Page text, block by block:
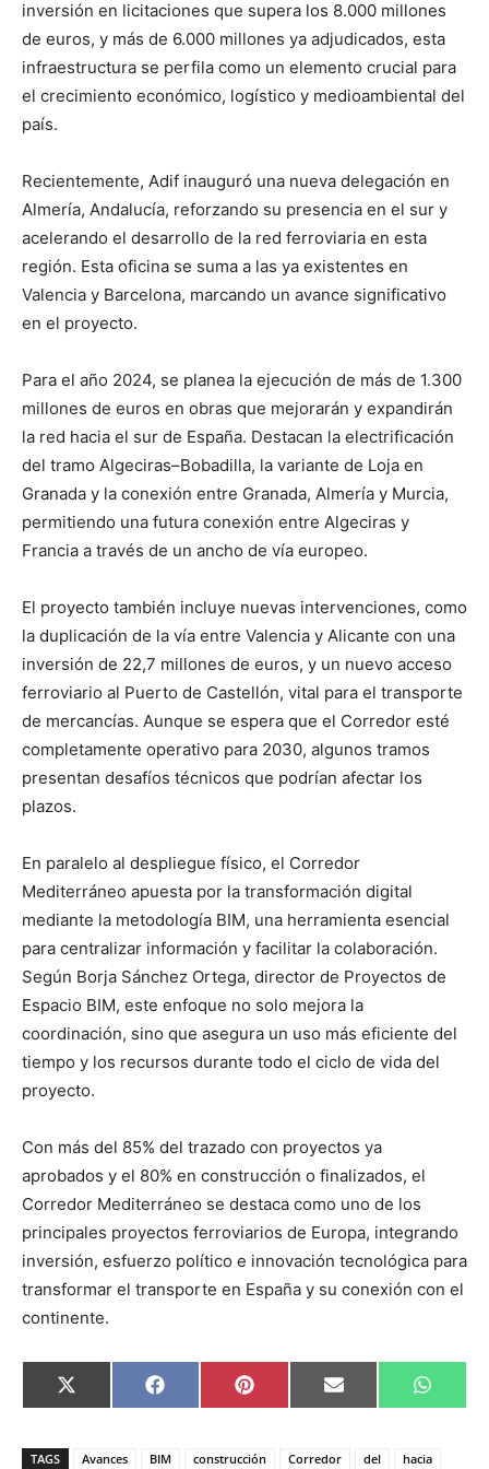
r
e
n
r
)
r
e
n
r
e
n
t r
e
n
r
e
n
inversión en licitaciones que supera los 8.000 millones
de euros, y más de 6.000 millones ya adjudicados, esta
infraestructura se perfila como un elemento crucial para
el crecimiento económico, logístico y medioambiental del
país.
Recientemente, Adif inauguró una nueva delegación en
Almería, Andalucía, reforzando su presencia en el sur y
acelerando el desarrollo de la red ferroviaria en esta
región. Esta oficina se suma a las ya existentes en
Valencia y Barcelona, marcando un avance significativo
en el proyecto.
Para el año 2024, se planea la ejecución de más de 1.300
millones de euros en obras que mejorarán y expandirán
la red hacia el sur de España. Destacan la electrificación
del tramo Algeciras–Bobadilla, la variante de Loja en
Granada y la conexión entre Granada, Almería y Murcia,
permitiendo una futura conexión entre Algeciras y
Francia a través de un ancho de vía europeo.
El proyecto también incluye nuevas intervenciones, como
la duplicación de la vía entre Valencia y Alicante con una
inversión de 22,7 millones de euros, y un nuevo acceso
ferroviario al Puerto de Castellón, vital para el transporte
de mercancías. Aunque se espera que el Corredor esté
completamente operativo para 2030, algunos tramos
presentan desafíos técnicos que podrían afectar los
plazos.
En paralelo al despliegue físico, el Corredor
Mediterráneo apuesta por la transformación digital
mediante la metodología BIM, una herramienta esencial
para centralizar información y facilitar la colaboración.
Según Borja Sánchez Ortega, director de Proyectos de
Espacio BIM, este enfoque no solo mejora la
coordinación, sino que asegura un uso más eficiente del
tiempo y los recursos durante todo el ciclo de vida del
proyecto.
Con más del 85% del trazado con proyectos ya
aprobados y el 80% en construcción o finalizados, el
Corredor Mediterráneo se destaca como uno de los
principales proyectos ferroviarios de Europa, integrando
inversión, esfuerzo político e innovación tecnológica para
transformar el transporte en España y su conexión con el
continente.
C
o
a
X
(
C
o
a
F
a
b
C
o
a
P
i
e
C
o
a
E
m
C
o
a
W
h
s
TAGS Avances BIM construcción Corredor del hacia